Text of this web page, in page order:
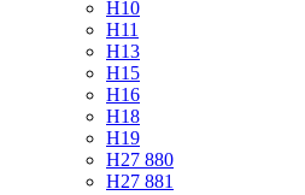
H10
H11
H13
H15
H16
H18
H19
H27 880
H27 881